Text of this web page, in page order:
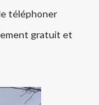
téléphoner
gratuit et